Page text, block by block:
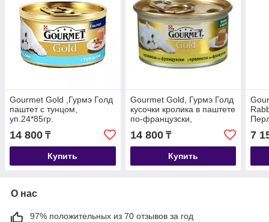
Gourmet Gold ,Гурмэ Голд
паштет с тунцом,
уп.24*85гр.
14 800 ₸
Купить
Gourmet Gold, Гурмэ Голд
кусочки кролика в паштете
по-французски,
уп.24*85гр.
14 800₸
Купить
7
О нас
97% положительных из 70 отзывов за год